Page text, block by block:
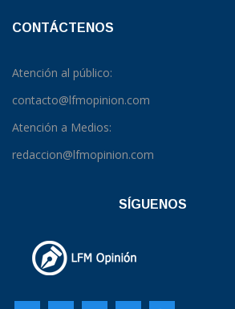
CONTÁCTENOS
Atención al público:
contacto@lfmopinion.com
Atención a Medios:
redaccion@lfmopinion.com
SÍGUENOS